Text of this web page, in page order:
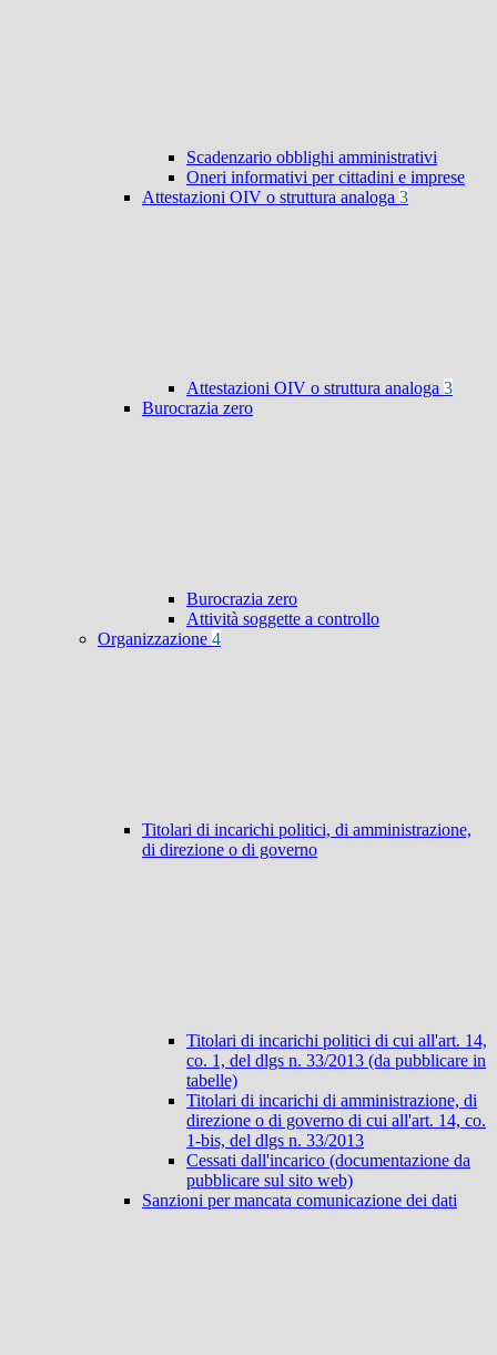
Scadenzario obblighi amministrativi
Oneri informativi per cittadini e imprese
Attestazioni OIV o struttura analoga 3
Attestazioni OIV o struttura analoga 3
Burocrazia zero
Burocrazia zero
Attività soggette a controllo
Organizzazione 4
Titolari di incarichi politici, di amministrazione,
di direzione o di governo
Titolari di incarichi politici di cui all'art. 14,
co. 1, del dlgs n. 33/2013 (da pubblicare in
tabelle)
Titolari di incarichi di amministrazione, di
direzione o di governo di cui all'art. 14, co.
1-bis, del dlgs n. 33/2013
Cessati dall'incarico (documentazione da
pubblicare sul sito web)
Sanzioni per mancata comunicazione dei dati